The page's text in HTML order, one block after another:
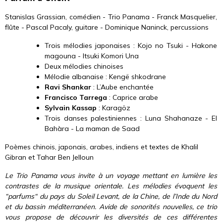
Stanislas Grassian, comédien - Trio Panama - Franck Masquelier,
flûte - Pascal Pacaly, guitare - Dominique Naninck, percussions
Trois mélodies japonaises : Kojo no Tsuki - Hakone
magouna - Itsuki Komori Una
Deux mélodies chinoises
Mélodie albanaise : Kengë shkodrane
Ravi Shankar : L’Aube enchantée
Francisco Tarrega : Caprice arabe
Sylvain Kassap : Karagöz
Trois danses palestiniennes : Luna Shahanaze - El
Bahàra - La maman de Saad
Poèmes chinois, japonais, arabes, indiens et textes de Khalil
Gibran et Tahar Ben Jelloun
Le Trio Panama vous invite à un voyage mettant en lumière les
contrastes de la musique orientale. Les mélodies évoquent les
“parfums“ du pays du Soleil Levant, de la Chine, de l’Inde du Nord
et du bassin méditerranéen. Avide de sonorités nouvelles, ce trio
vous propose de découvrir les diversités de ces différentes